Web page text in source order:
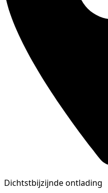
Dichtstbijzijnde ontlading